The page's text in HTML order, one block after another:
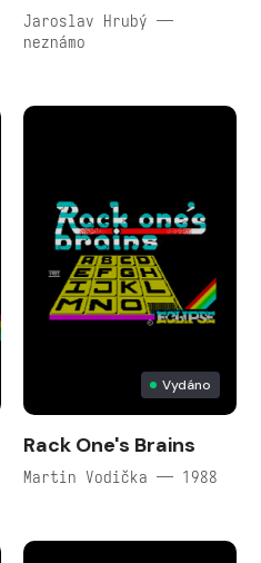
Jaroslav Hrubý —
neznámo
Vydáno
Rack One's Brains
Martin Vodička — 1988